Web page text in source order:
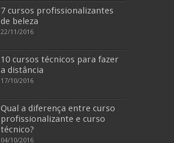
7 cursos profissionalizantes
de beleza
22/11/2016
10 cursos técnicos para fazer
a distância
17/10/2016
Qual a diferença entre curso
profissionalizante e curso
técnico?
04/10/2016